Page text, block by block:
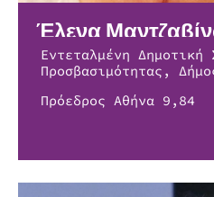
Έλενα
Εντεταλμένη Δημοτική
Προσβασιμότητας,
Πρόεδρος Αθήνα 9,84